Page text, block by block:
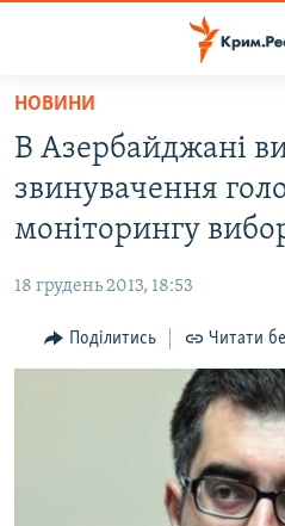
Перейти
основного
матеріалу
Перейти
до
основної
навігації
Перейти
до
ВОДА.КРИМ
ВІДЕО ТА ФОТО
БЛОГИ
ПОГЛЯД
ЯК ОБІЙТИ БЛОКУВАННЯ
НОВИНИ
В Азербайджані
звинувачення
моніторингу
18 грудень 2013, 18:53
Поділитись Читати